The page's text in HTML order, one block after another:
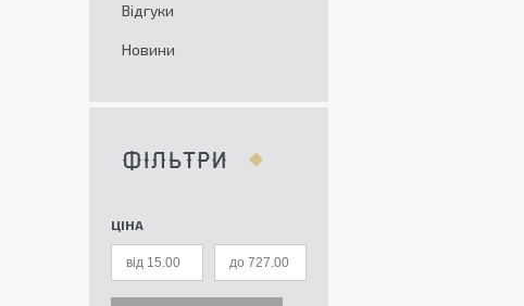
Відгуки
Новини
ФІЛЬТРИ
ЦІНА